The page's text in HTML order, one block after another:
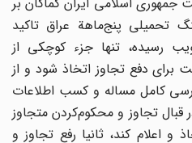
پنج‌ماهة عراق تاکید
رسیده، تنها جزء کوچکی از
دفع تجاوز اتخاذ شود و از
کامل مساله و کسب اطلاعات
تجاوز و محکوم‌کردن متجاوز
اعلام کند، ثانیا رفع تجاوز و